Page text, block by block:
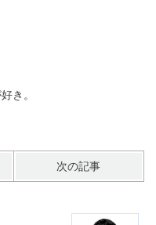
き。
次の記事